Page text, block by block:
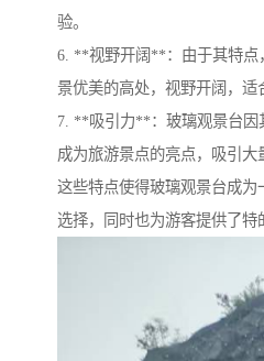
验。
6. **视野开阔**：由于其特点
景优美的高处，视野开阔，适
7. **吸引力**：玻璃观景台因
成为旅游景点的亮点，吸引大
这些特点使得玻璃观景台成
选择，同时也为游客提供了特